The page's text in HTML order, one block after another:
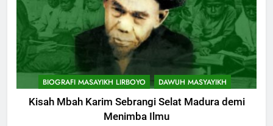
BIOGRAFI MASAYIKH LIRBOYO DAWUH MASYAYIKH
Kisah Mbah Karim Sebrangi Selat Madura demi
Menimba Ilmu
744
Himasal Semen Sumbang
Pembangunan Kantor Himasal